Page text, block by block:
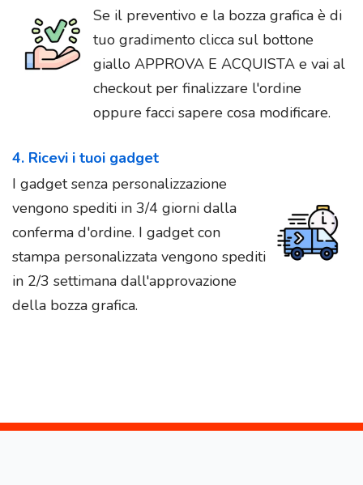
Se il preventivo e la bozza grafica è di
tuo gradimento clicca sul bottone
giallo APPROVA E ACQUISTA e vai al
checkout per finalizzare l'ordine
oppure facci sapere cosa modificare.
4. Ricevi i tuoi gadget
I gadget senza personalizzazione
vengono spediti in 3/4 giorni dalla
conferma d'ordine. I gadget con
stampa personalizzata vengono spediti
in 2/3 settimana dall'approvazione
della bozza grafica.